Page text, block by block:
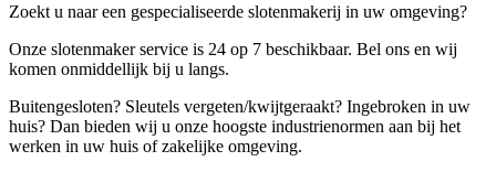
Zoekt u naar een gespecialiseerde slotenmakerij in uw omgeving?
Onze slotenmaker service is 24 op 7 beschikbaar. Bel ons en wij
komen onmiddellijk bij u langs.
Buitengesloten? Sleutels vergeten/kwijtgeraakt? Ingebroken in uw
huis? Dan bieden wij u onze hoogste industrienormen aan bij het
werken in uw huis of zakelijke omgeving.